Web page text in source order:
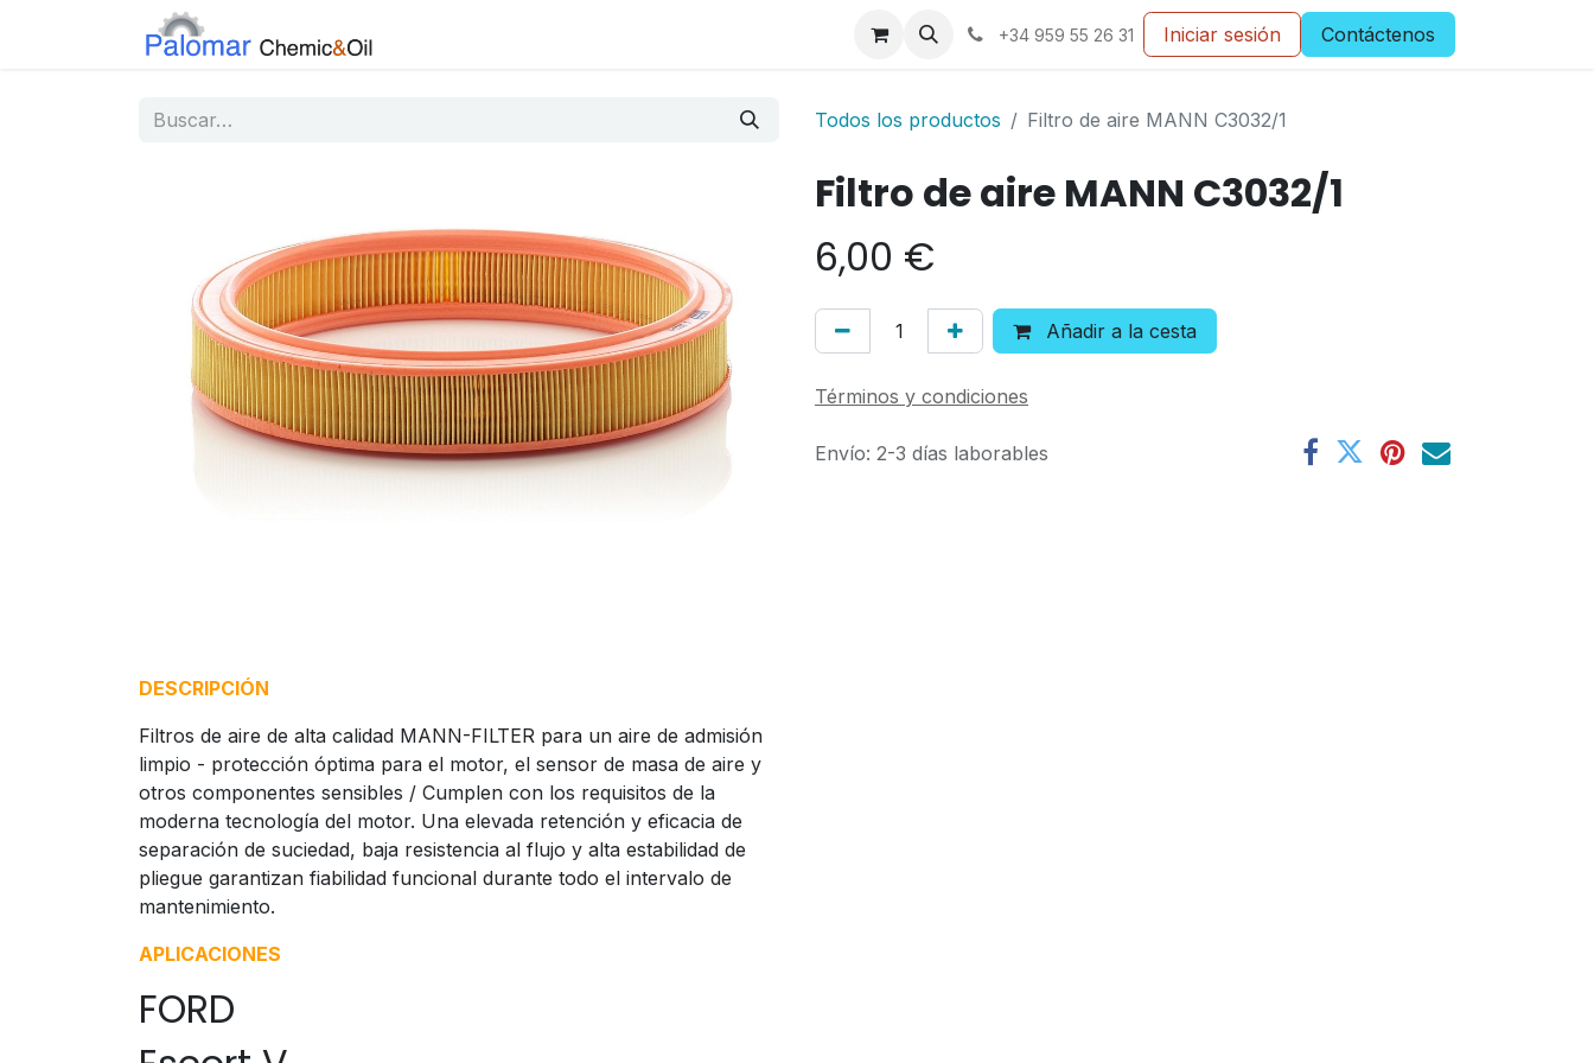
+34 959 55 26 31 Iniciar sesión Contáctenos
Todos los productos Filtro de aire MANN C3032/1
DESCRIPCIÓN
Filtros de aire de alta calidad MANN-FILTER para un aire de admisión
limpio - protección óptima para el motor, el sensor de masa de aire y
otros componentes sensibles / Cumplen con los requisitos de la
moderna tecnología del motor. Una elevada retención y eficacia de
separación de suciedad, baja resistencia al flujo y alta estabilidad de
pliegue garantizan fiabilidad funcional durante todo el intervalo de
mantenimiento.
APLICACIONES
FORD
Filtro de aire MANN C3032/1
6,00 €
Añadir a la cesta
Términos y condiciones
Envío: 2-3 días laborables